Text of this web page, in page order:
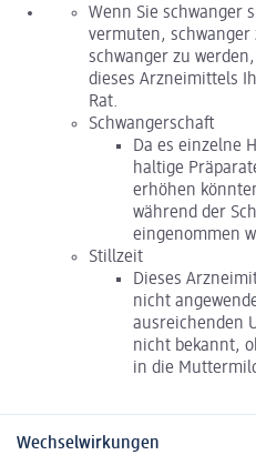
Wenn Sie schwanger
vermuten, schwanger
schwanger zu
dieses Arzneimittels
Rat.
Schwangerschaft
Da es einzelne
haltige
erhöhen
während der
eingenommen
Stillzeit
Dieses
nicht
ausreichenden
nicht bekannt,
in die
Wechselwirkungen